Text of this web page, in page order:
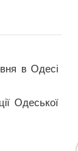
в Одесі
Одеської